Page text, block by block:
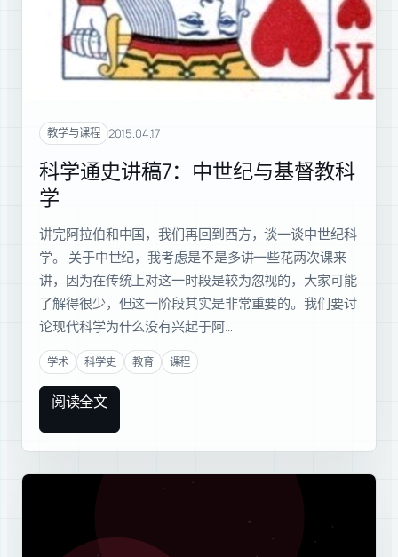
教学与课程 2015.04.17
科学通史讲稿7：中世纪与基督教科
学
讲完阿拉伯和中国，我们再回到西方，谈一谈中世纪科
学。 关于中世纪，我考虑是不是多讲一些花两次课来
讲，因为在传统上对这一时段是较为忽视的，大家可能
了解得很少，但这一阶段其实是非常重要的。我们要讨
论现代科学为什么没有兴起于阿…
学术 科学史 教育 课程
阅读全文